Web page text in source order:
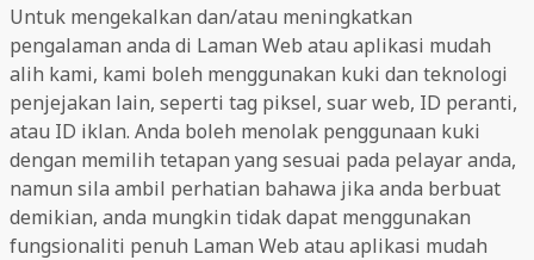
Untuk mengekalkan dan/atau meningkatkan
pengalaman anda di Laman Web atau aplikasi mudah
alih kami, kami boleh menggunakan kuki dan teknologi
penjejakan lain, seperti tag piksel, suar web, ID peranti,
atau ID iklan. Anda boleh menolak penggunaan kuki
dengan memilih tetapan yang sesuai pada pelayar anda,
namun sila ambil perhatian bahawa jika anda berbuat
demikian, anda mungkin tidak dapat menggunakan
fungsionaliti penuh Laman Web atau aplikasi mudah